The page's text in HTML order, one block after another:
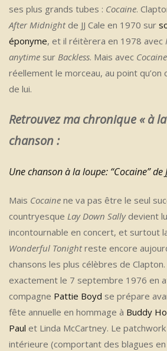
ses plus grands tubes : Cocaine.
After Midnightde JJ Cale en 1970 sur
éponyme, et il réitèrera en 1978 avec
anytime sur Backless. Mais avec Cocaine
réellement le morceau, au point qu’on
de lui.
Retrouvez ma chronique « à
chanson :
Une chanson à la loupe: “Cocaine” de
Mais Cocaine ne va pas être le seul
countryesque Lay Down Sallydevient
incontournable en concert, et surtout
Wonderful Tonightreste encore
chansons les plus célèbres de
exactement le 7 septembre 1976 en
compagne Pattie Boyd se prépare
fête annuelle en hommage à Buddy
Paul et Linda McCartney. Le
intérieure (comportant des blagues